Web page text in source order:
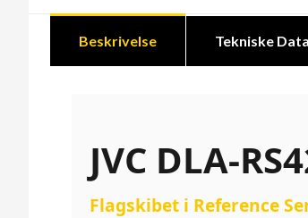
Beskrivelse Tekniske Data
JVC DLA-
Flagskibet i Reference